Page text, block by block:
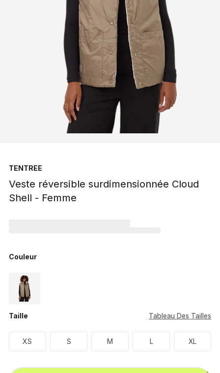
TENTREE
Veste réversible surdimensionnée Cloud
Shell - Femme
Couleur
Taille Tableau Des Tailles
XS S M L XL